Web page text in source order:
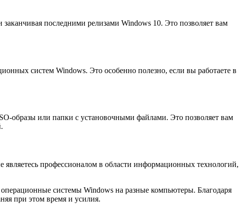
последними релизами Windows 10. Это позволяет вам
систем Windows. Это особенно полезно, если вы работаете в
образы или папки с установочными файлами. Это позволяет вам
профессионалом в области информационных технологий,
системы Windows на разные компьютеры. Благодаря
при этом время и усилия.